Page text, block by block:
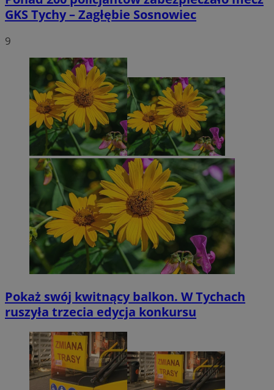
GKS Tychy – Zagłębie Sosnowiec
9
Pokaż swój kwitnący balkon. W Tychach
ruszyła trzecia edycja konkursu